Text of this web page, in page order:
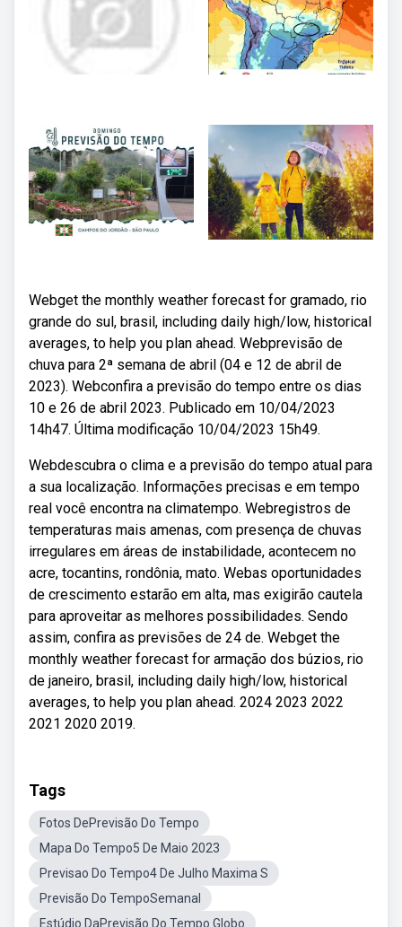
Webget the monthly weather forecast for gramado, rio
grande do sul, brasil, including daily high/low, historical
averages, to help you plan ahead. Webprevisão de
chuva para 2ª semana de abril (04 e 12 de abril de
2023). Webconfira a previsão do tempo entre os dias
10 e 26 de abril 2023. Publicado em 10/04/2023
14h47. Última modificação 10/04/2023 15h49.
Webdescubra o clima e a previsão do tempo atual para
a sua localização. Informações precisas e em tempo
real você encontra na climatempo. Webregistros de
temperaturas mais amenas, com presença de chuvas
irregulares em áreas de instabilidade, acontecem no
acre, tocantins, rondônia, mato. Webas oportunidades
de crescimento estarão em alta, mas exigirão cautela
para aproveitar as melhores possibilidades. Sendo
assim, confira as previsões de 24 de. Webget the
monthly weather forecast for armação dos búzios, rio
de janeiro, brasil, including daily high/low, historical
averages, to help you plan ahead. 2024 2023 2022
2021 2020 2019.
Tags
Fotos DePrevisão Do Tempo
Mapa Do Tempo5 De Maio 2023
Previsao Do Tempo4 De Julho Maxima S
Previsão Do TempoSemanal
Estúdio DaPrevisão Do Tempo Globo